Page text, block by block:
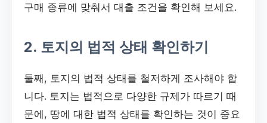
구매 종류에 맞춰서 대출 조건을 확인해 보세요.
2. 토지의 법적 상태 확인하기
둘째, 토지의 법적 상태를 철저하게 조사해야 합
니다. 토지는 법적으로 다양한 규제가 따르기 때
문에, 땅에 대한 법적 상태를 확인하는 것이 중요